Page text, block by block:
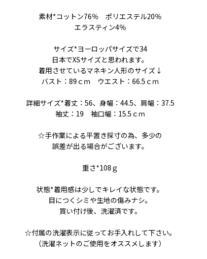
素材*コットン76％ ポリエステル20％
エラスティン4％
サイズ*ヨーロッパサイズで34
日本でXSサイズと思われます。
着用させているマネキン人形のサイズ↓
バスト：89ｃｍ ウエスト：66.5ｃｍ
詳細サイズ*着丈：56、身幅：44.5、肩幅：37.5
袖丈：19 袖口幅：15.5ｃｍ
☆手作業による平置き採寸の為、多少の
誤差が出る場合がございます。
重さ*108ｇ
状態*着用感は少しでキレイな状態です。
目につくシミや生地の傷みナシ。
買い付け後、洗濯済です。
☆付属の洗濯表示に従ってお手入れして下さい。
（洗濯ネットのご使用をオススメします）